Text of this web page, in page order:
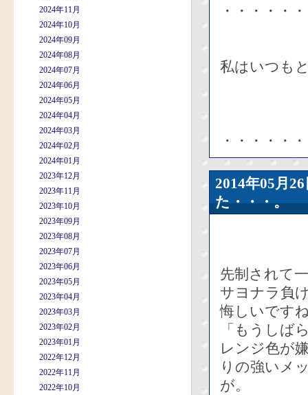
2024年11月
2024年10月
2024年09月
2024年08月
2024年07月
2024年06月
2024年05月
2024年04月
2024年03月
2024年02月
2024年01月
2023年12月
2023年11月
2023年10月
2023年09月
2023年08月
2023年07月
2023年06月
2023年05月
2023年04月
2023年03月
2023年02月
2023年01月
2022年12月
2022年11月
2022年10月
・・・・・・
私はいつも
・・・・・・
2014年05
た・・・。
先制されて
サヨナラ負
悔しいです
「もうしば
レンジ色が
りの強いメ
が。